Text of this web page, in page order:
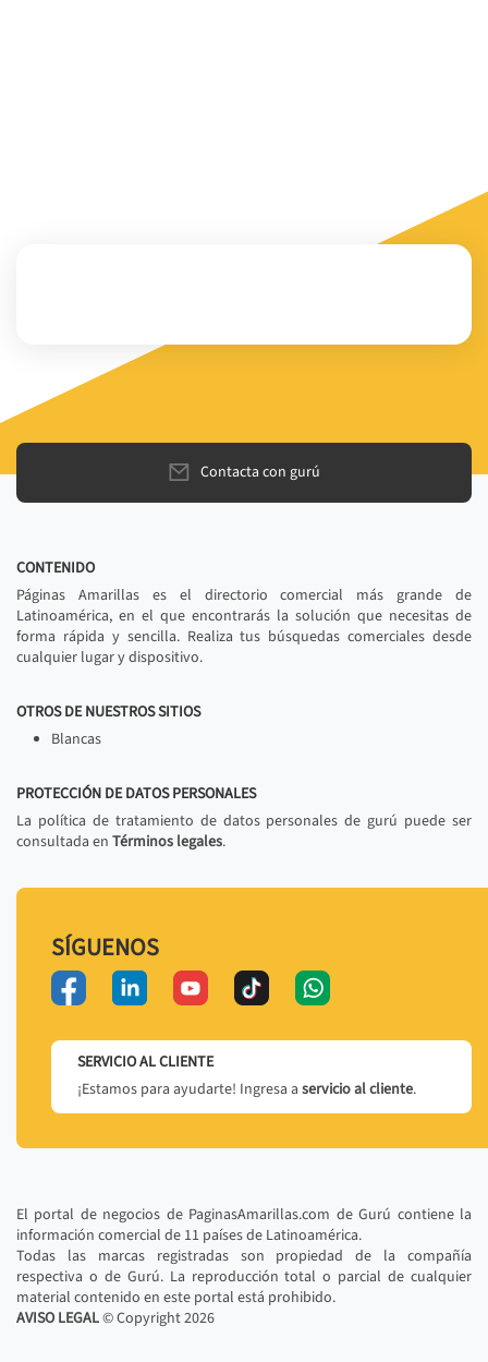
Contacta con gurú
CONTENIDO
Páginas Amarillas es el directorio comercial más grande de
Latinoamérica, en el que encontrarás la solución que necesitas de
forma rápida y sencilla. Realiza tus búsquedas comerciales desde
cualquier lugar y dispositivo.
OTROS DE NUESTROS SITIOS
Blancas
PROTECCIÓN DE DATOS PERSONALES
La política de tratamiento de datos personales de gurú puede ser
consultada en Términos legales.
SÍGUENOS
SERVICIO AL CLIENTE
¡Estamos para ayudarte! Ingresa a servicio al cliente.
El portal de negocios de PaginasAmarillas.com de Gurú contiene la
información comercial de 11 países de Latinoamérica.
Todas las marcas registradas son propiedad de la compañía
respectiva o de Gurú. La reproducción total o parcial de cualquier
material contenido en este portal está prohibido.
AVISO LEGAL© Copyright2026